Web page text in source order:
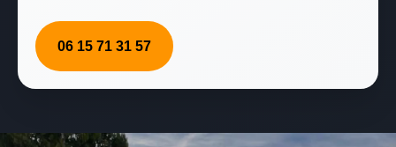
06 15 71 31 57